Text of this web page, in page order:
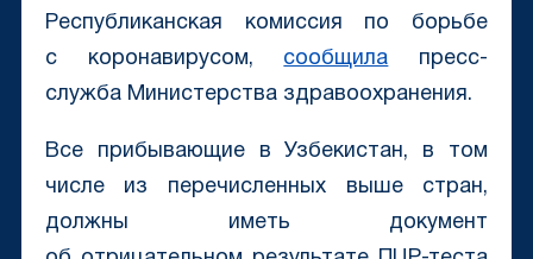
Республиканская комиссия по борьбе
с коронавирусом, сообщила пресс-
служба Министерства здравоохранения.
Все прибывающие в Узбекистан, в том
числе из перечисленных выше стран,
должны иметь документ